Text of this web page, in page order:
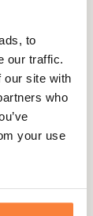
to
our traffic.
our site with
who
your use
pour
sont